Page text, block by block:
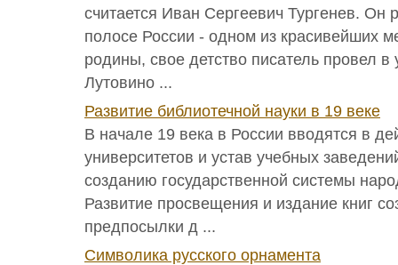
считается Иван Сергеевич Тургенев. Он
полосе России - одном из красивейших
родины, свое детство писатель провел в
Лутовино ...
Развитие библиотечной науки в 19 веке
В начале 19 века в России вводятся в
университетов и устав учебных
созданию государственной системы
Развитие просвещения и издание книг
предпосылки д ...
Символика русского орнамента